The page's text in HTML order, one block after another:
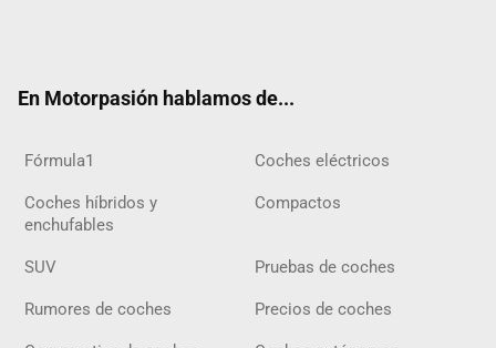
En Motorpasión hablamos de...
Fórmula1 Coches eléctricos
Coches híbridos y
enchufables
Compactos
SUV Pruebas de coches
Rumores de coches Precios de coches